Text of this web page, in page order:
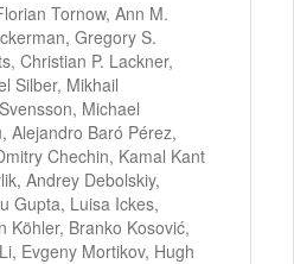
Tornow, Ann M.
Gregory S.
Christian P. Lackner,
Silber, Mikhail
Michael
Alejandro Baró Pérez,
Chechin, Kamal Kant
Andrey Debolskiy,
Gupta, Luisa Ickes,
Köhler, Branko Kosović,
Evgeny Mortikov, Hugh